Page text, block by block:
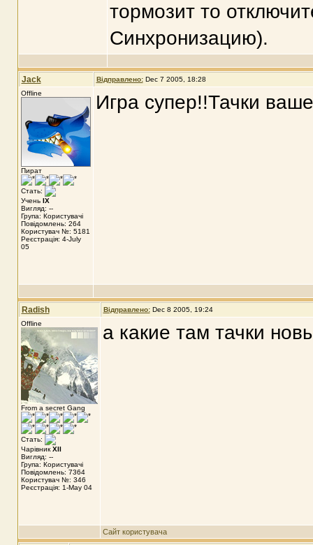
тормозит то
Синхронизацию).
Jack Відправлено: Dec 7 2005, 18:28
Offline
Пират
Стать:
Учень IX
Вигляд: --
Група: Користувачі
Повідомлень: 264
Користувач №: 5181
Реєстрація: 4-July
05
Игра супер!!Тачки
Radish Відправлено: Dec 8 2005, 19:24
Offline
From a secret Gang
Стать:
Чарівник XII
Вигляд: --
Група: Користувачі
Повідомлень: 7364
Користувач №: 346
Реєстрація: 1-May 04
а какие там тачки
Сайт користувача